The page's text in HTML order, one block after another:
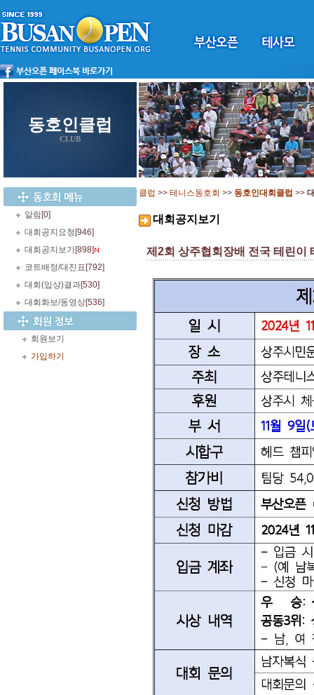
동호인클럽
CLUB
알림 [0]
대회공지요청 [946]
대회공지보기 [898]
코트배정/대진표 [792]
대회(입상)결과[530]
대회화보/동영상[536]
회원보기
가입하기
클럽 >> 테니스동호회 >> 동호인대회클럽 >>
대회공지보기
제2회 상주협회장배 전국 테린이